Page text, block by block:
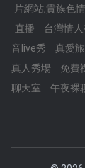
片網站,貴族色
直播
台灣情
音live秀
真愛
真人秀場
免費
聊天室
午夜裸